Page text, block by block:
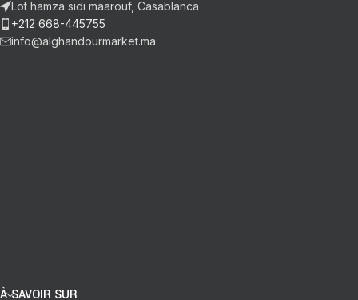
Lot hamza sidi maarouf, Casablanca
+212 668-445755
info@alghandourmarket.ma
À SAVOIR SUR